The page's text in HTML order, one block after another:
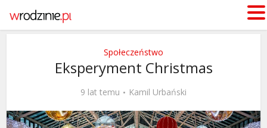
Społeczeństwo
Eksperyment Christmas
9 lat temu Kamil Urbański